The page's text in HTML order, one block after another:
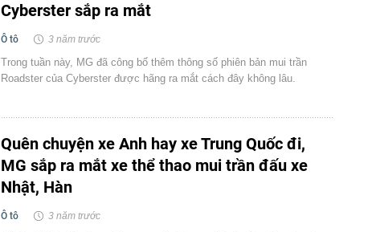
Cyberster sắp ra mắt
Ô tô 3 năm trước
Trong tuần này, MG đã công bố thêm thông số phiên bản mui trần
Roadster của Cyberster được hãng ra mắt cách đây không lâu.
Quên chuyện xe Anh hay xe Trung Quốc đi,
MG sắp ra mắt xe thể thao mui trần đấu xe
Nhật, Hàn
Ô tô 3 năm trước